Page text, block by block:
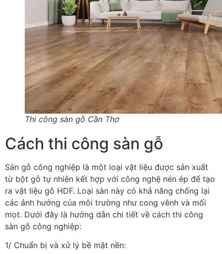
Thi công sàn gỗ Cần Thơ
Cách thi công sàn gỗ
Sàn gỗ công nghiệp là một loại vật liệu được sản xuất
từ bột gỗ tự nhiên kết hợp với công nghệ nén ép để tạo
ra vật liệu gỗ HDF. Loại sàn này có khả năng chống lại
các ảnh hưởng của môi trường như cong vênh và mối
mọt. Dưới đây là hướng dẫn chi tiết về cách thi công
sàn gỗ công nghiệp:
1/ Chuẩn bị và xử lý bề mặt nền: